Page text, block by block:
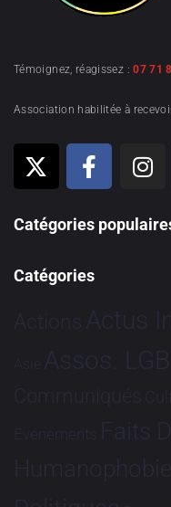
Témoignez, réagissez :07 71
Association habilitée à
Catégories
Catégories
Actions Actus
Asie Assos.
Communiqués
Evénements Faits
Humanophobie